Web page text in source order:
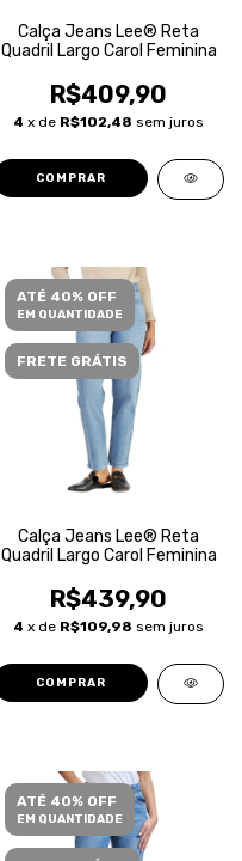
Calça Jeans Lee® Reta
Quadril Largo Carol Feminina
R$409,90
4 x de R$102,48 sem juros
COMPRAR
ATÉ 40% OFF
EM QUANTIDADE
FRETE GRÁTIS
Calça Jeans Lee® Reta
Quadril Largo Carol Feminina
R$439,90
4 x de R$109,98 sem juros
COMPRAR
ATÉ 40% OFF
EM QUANTIDADE